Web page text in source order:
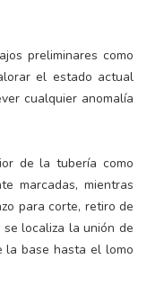
preliminares como
el estado actual
cualquier anomalía
de la tubería como
marcadas, mientras
para corte, retiro de
localiza la unión de
la base hasta el lomo